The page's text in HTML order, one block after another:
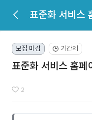
모집 마감 🕒 기간제
표준화 서비스 홈페
2